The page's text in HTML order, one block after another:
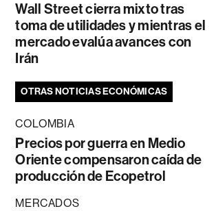
Wall Street cierra mixto tras
toma de utilidades y mientras el
mercado evalúa avances con
Irán
OTRAS NOTICIAS ECONÓMICAS
COLOMBIA
Precios por guerra en Medio
Oriente compensaron caída de
producción de Ecopetrol
MERCADOS